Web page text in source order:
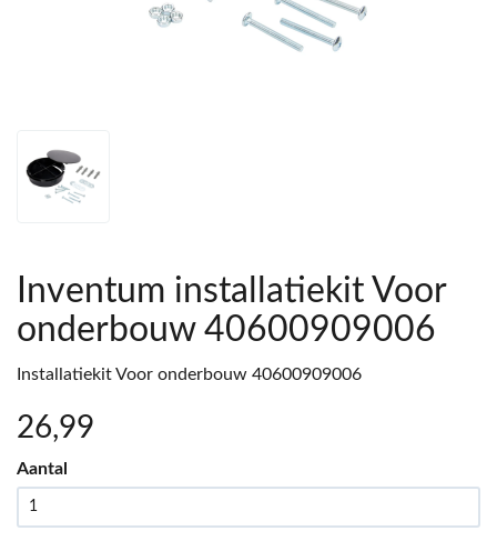
Inventum installatiekit Voor
onderbouw 40600909006
Installatiekit Voor onderbouw 40600909006
26,99
Aantal